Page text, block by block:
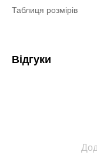
Таблиця розмірів
Відгуки